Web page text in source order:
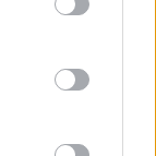
party tags to
below Google